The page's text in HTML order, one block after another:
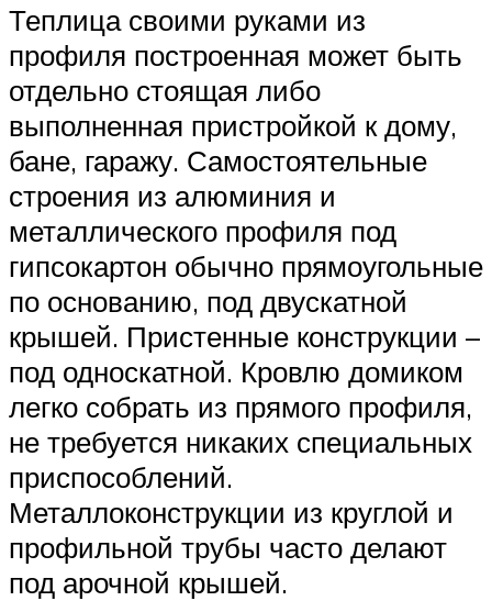
Теплица своими руками из
профиля построенная может быть
отдельно стоящая либо
выполненная пристройкой к дому,
бане, гаражу. Самостоятельные
строения из алюминия и
металлического профиля под
гипсокартон обычно прямоугольные
по основанию, под двускатной
крышей. Пристенные конструкции –
под односкатной. Кровлю домиком
легко собрать из прямого профиля,
не требуется никаких специальных
приспособлений.
Металлоконструкции из круглой и
профильной трубы часто делают
под арочной крышей.